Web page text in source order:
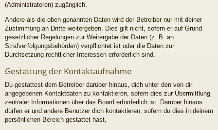
(Administratoren) zugänglich.
Andere als die oben genannten Daten wird der Betreiber nur mit deiner
Zustimmung an Dritte weitergeben. Dies gilt nicht, sofern er auf Grund
gesetzlicher Regelungen zur Weitergabe der Daten (z. B. an
Strafverfolgungsbehörden) verpflichtet ist oder die Daten zur
Durchsetzung rechtlicher Interessen erforderlich sind.
Gestattung der Kontaktaufnahme
Du gestattest dem Betreiber darüber hinaus, dich unter den von dir
angegebenen Kontaktdaten zu kontaktieren, sofern dies zur Übermittlung
zentraler Informationen über das Board erforderlich ist. Darüber hinaus
dürfen er und andere Benutzer dich kontaktieren, sofern du dies in deinem
persönlichen Bereich gestattet hast.